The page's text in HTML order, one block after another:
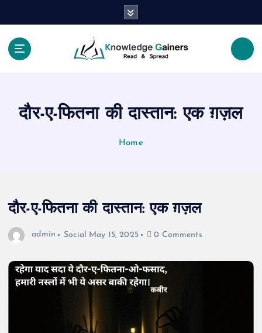
दौर-ए-फितना की दास्तान: एक ग़ज़ल
Home
दौर-ए-फितना की दास्तान: एक ग़ज़ल
admin Social May 15, 2025 0 Comments